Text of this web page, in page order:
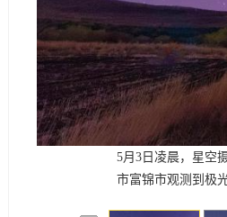
5月3日凌晨，星空
市富锦市观测到极